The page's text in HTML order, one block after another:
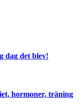
dag det blev!
hormoner, träning